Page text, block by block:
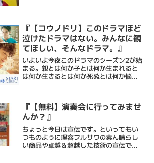
してもらって構わないとい...
『【コウノドリ】このドラマほど
泣けたドラマはない。みんなに観
てほしい、そんなドラマ。』
いよいよ今夜このドラマのシーズン2が始
まる。親とは何か子とは何か生まれると
は何か生きるとは何か死ぬとは何か悩
う。そんな事を思わせてくれ...
『【無料】演奏会に行ってみませ
んか？』
ちょっと今日は宣伝です。といってもい
つものように理容フルサワの素ん晴らし
い商品や卓越＆超越した技術の宣伝では